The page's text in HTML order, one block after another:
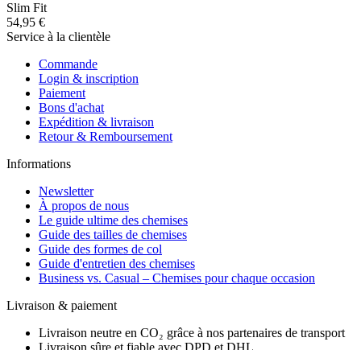
Slim Fit
54,95 €
Service à la clientèle
Commande
Login & inscription
Paiement
Bons d'achat
Expédition & livraison
Retour & Remboursement
Informations
Newsletter
À propos de nous
Le guide ultime des chemises
Guide des tailles de chemises
Guide des formes de col
Guide d'entretien des chemises
Business vs. Casual – Chemises pour chaque occasion
Livraison & paiement
Livraison neutre en CO₂ grâce à nos partenaires de transport
Livraison sûre et fiable avec DPD et DHL